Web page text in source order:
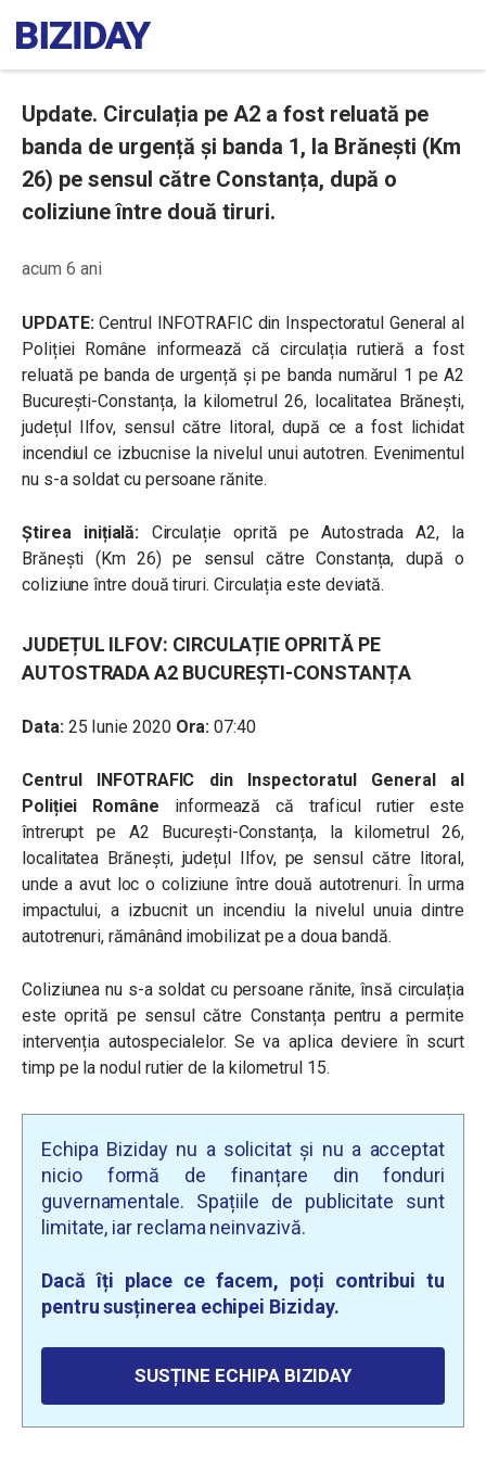
Update. Circulația pe A2 a fost reluată pe
banda de urgență și banda 1, la Brănești (Km
26) pe sensul către Constanța, după o
coliziune între două tiruri.
acum 6 ani
UPDATE:Centrul INFOTRAFIC din Inspectoratul General al
Poliției Române informează că circulația rutieră a fost
reluată pe banda de urgență și pe banda numărul 1 pe A2
București-Constanța, la kilometrul 26, localitatea Brănești,
județul Ilfov, sensul către litoral, după ce a fost lichidat
incendiul ce izbucnise la nivelul unui autotren. Evenimentul
nu s-a soldat cu persoane rănite.
Știrea inițială: Circulație oprită pe Autostrada A2, la
Brănești (Km 26) pe sensul către Constanța, după o
coliziune între două tiruri. Circulația este deviată.
JUDEȚUL ILFOV: CIRCULAȚIE OPRITĂ PE
AUTOSTRADA A2 BUCUREȘTI-CONSTANȚA
Data: 25 Iunie 2020 Ora: 07:40
Centrul INFOTRAFIC din Inspectoratul General al
Poliției Române
informează că traficul rutier este
întrerupt pe A2 București-Constanța, la kilometrul 26,
localitatea Brănești, județul Ilfov, pe sensul către litoral,
unde a avut loc o coliziune între două autotrenuri. În urma
impactului, a izbucnit un incendiu la nivelul unuia dintre
autotrenuri, rămânând imobilizat pe a doua bandă.
Coliziunea nu s-a soldat cu persoane rănite, însă circulația
este oprită pe sensul către Constanța pentru a permite
intervenția autospecialelor. Se va aplica deviere în scurt
timp pe la nodul rutier de la kilometrul 15.
Echipa Biziday nu a solicitat și nu a acceptat
nicio formă de finanțare din fonduri
guvernamentale. Spațiile de publicitate sunt
limitate, iar reclama neinvazivă.
Dacă îți place ce facem, poți contribui tu
pentru susținerea echipei Biziday.
SUSȚINE ECHIPA BIZIDAY